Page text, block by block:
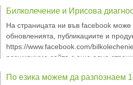
вода за 5-10 минути. В 17 от
температур
Билколечение и Ирисова
На страницата ни във facebook може
обновленията, публикациите и
https://www.facebook.com/
разширихме сайта с още една
По езика можем да разпознаем